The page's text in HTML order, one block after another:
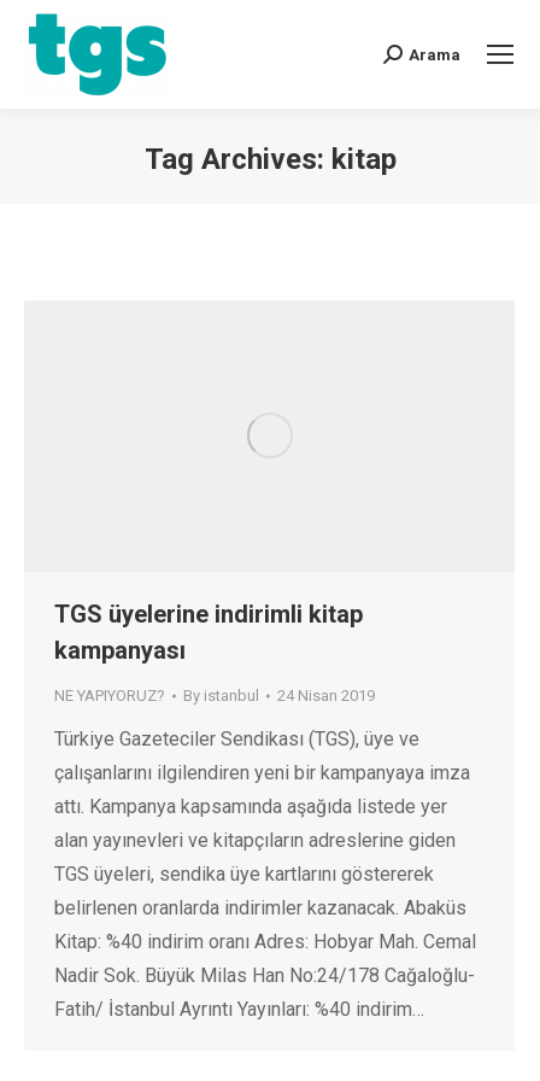
Arama
Tag Archives: kitap
TGS üyelerine indirimli kitap
kampanyası
NE YAPIYORUZ? By istanbul 24 Nisan 2019
Türkiye Gazeteciler Sendikası (TGS), üye ve
çalışanlarını ilgilendiren yeni bir kampanyaya imza
attı. Kampanya kapsamında aşağıda listede yer
alan yayınevleri ve kitapçıların adreslerine giden
TGS üyeleri, sendika üye kartlarını göstererek
belirlenen oranlarda indirimler kazanacak. Abaküs
Kitap: %40 indirim oranı Adres: Hobyar Mah. Cemal
Nadir Sok. Büyük Milas Han No:24/178 Cağaloğlu-
Fatih/ İstanbul Ayrıntı Yayınları: %40 indirim…